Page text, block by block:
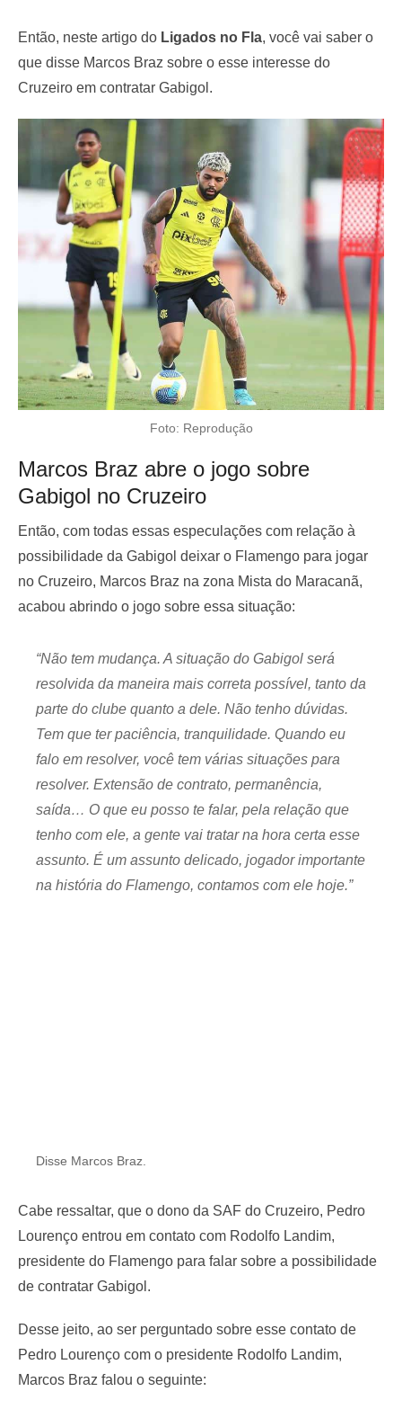
Então, neste artigo do Ligados no Fla, você vai saber o
que disse Marcos Braz sobre o esse interesse do
Cruzeiro em contratar Gabigol.
Foto: Reprodução
Marcos Braz abre o jogo sobre
Gabigol no Cruzeiro
Então, com todas essas especulações com relação à
possibilidade da Gabigol deixar o Flamengo para jogar
no Cruzeiro, Marcos Braz na zona Mista do Maracanã,
acabou abrindo o jogo sobre essa situação:
“Não tem mudança. A situação do Gabigol será
resolvida da maneira mais correta possível, tanto da
parte do clube quanto a dele. Não tenho dúvidas.
Tem que ter paciência, tranquilidade. Quando eu
falo em resolver, você tem várias situações para
resolver. Extensão de contrato, permanência,
saída… O que eu posso te falar, pela relação que
tenho com ele, a gente vai tratar na hora certa esse
assunto. É um assunto delicado, jogador importante
na história do Flamengo, contamos com ele hoje.”
Disse Marcos Braz.
Cabe ressaltar, que o dono da SAF do Cruzeiro, Pedro
Lourenço entrou em contato com Rodolfo Landim,
presidente do Flamengo para falar sobre a possibilidade
de contratar Gabigol.
Desse jeito, ao ser perguntado sobre esse contato de
Pedro Lourenço com o presidente Rodolfo Landim,
Marcos Braz falou o seguinte: